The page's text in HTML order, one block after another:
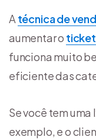
A técnica de
aumentar o
funciona muito
eficiente das
Se você tem
exemplo, e o